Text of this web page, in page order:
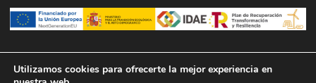
Utilizamos cookies para ofrecerte la mejor experiencia en